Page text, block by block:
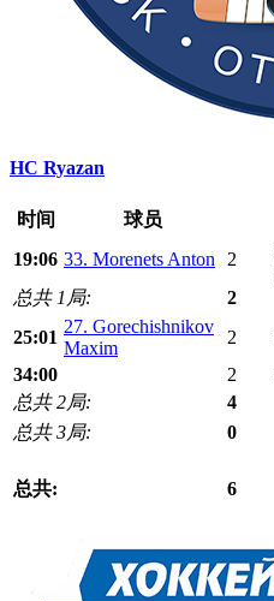
HC Ryazan
时间 球员
19:06 33. Morenets Anton 2
总共 1局:
2
25:01
27. Gorechishnikov
Maxim
2
34:00
2
总共 2局:
4
总共 3局:
0
总共: 6